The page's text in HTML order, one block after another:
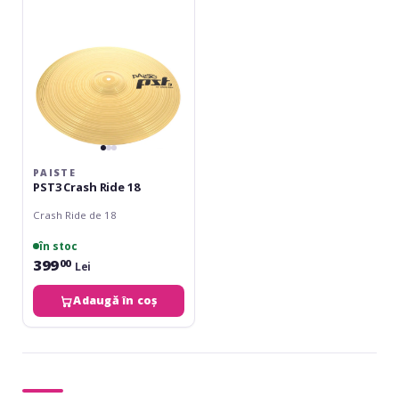
PAISTE
PST3 Crash Ride 18
Crash Ride de 18
în stoc
39900 Lei
Adaugă în coș